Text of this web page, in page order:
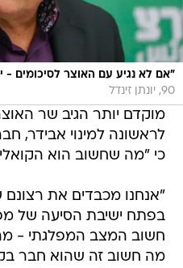
"אם לא נגיע עם האוצר לסיכומים -
90, יונתן זינדל
מוקדם יותר הגיב שר
לראשונה למינוי אבידר,
כי "מה שחשוב הוא
"אנחנו מכבדים את
בפתח ישיבת הסיעה של
חשוב המצב המפלגתי -
מה חשוב זה שהוא חבר